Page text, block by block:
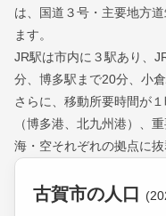
は、国道３号・主要地方
ます。
JR駅は市内に３駅あり、
分、博多駅まで20分、小
さらに、移動所要時間が
（博多港、北九州港）、
海・空それぞれの拠点に
古賀市の人口